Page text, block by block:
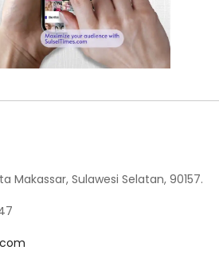
Makassar, Sulawesi Selatan, 90157.